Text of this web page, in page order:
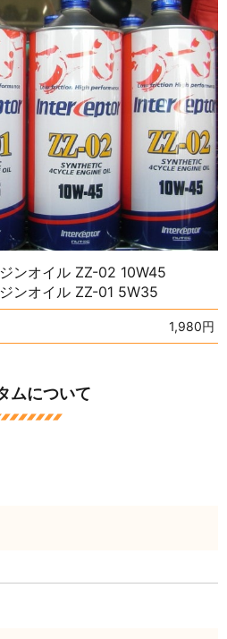
ンオイル ZZ-02 10W45
ンオイル ZZ-01 5W35
1,980円
ムについて